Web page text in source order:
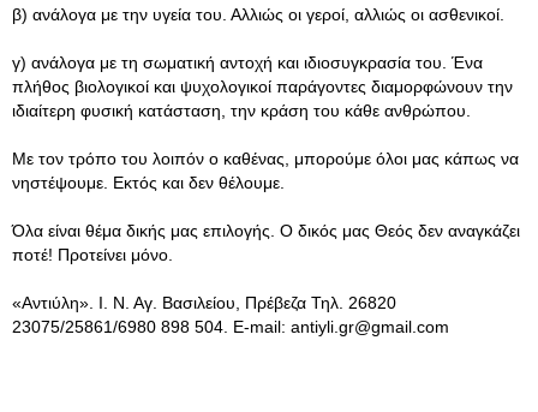
β) ανάλογα με την υγεία του. Αλλιώς οι γεροί, αλλιώς οι ασθενικοί.
γ) ανάλογα με τη σωματική αντοχή και ιδιοσυγκρασία του. Ένα
πλήθος βιολογικοί και ψυχολογικοί παράγοντες διαμορφώνουν την
ιδιαίτερη φυσική κατάσταση, την κράση του κάθε ανθρώπου.
Με τον τρόπο του λοιπόν ο καθένας, μπορούμε όλοι μας κάπως να
νηστέψουμε. Εκτός και δεν θέλουμε.
Όλα είναι θέμα δικής μας επιλογής. Ο δικός μας Θεός δεν αναγκάζει
ποτέ! Προτείνει μόνο.
«Αντιύλη». Ι. Ν. Αγ. Βασιλείου, Πρέβεζα Τηλ. 26820
23075/25861/6980 898 504. E-mail: antiyli.gr@gmail.com